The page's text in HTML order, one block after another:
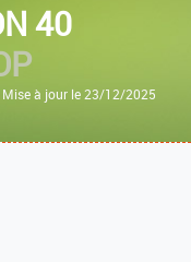
40
Mise à jour le 23/12/2025